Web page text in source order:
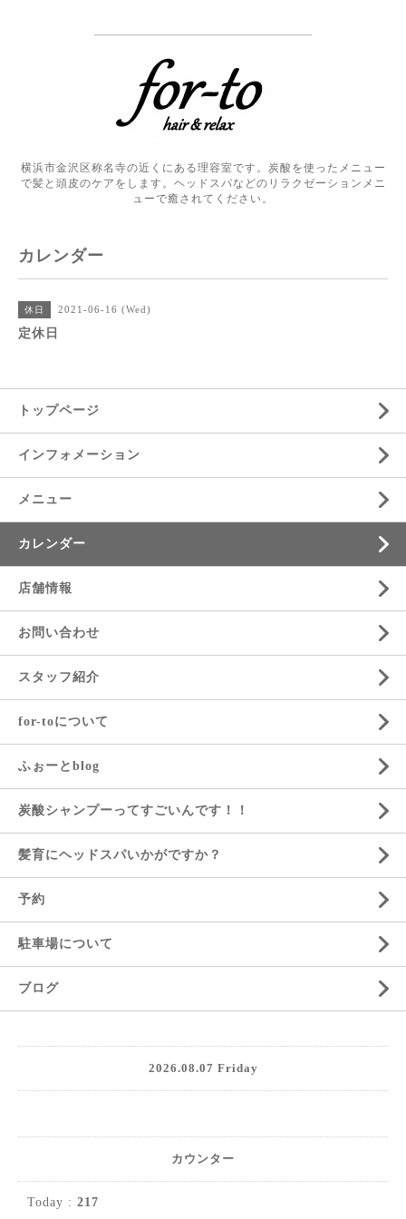
横浜市金沢区称名寺の近くにある理容室です。炭酸を使ったメニュー
で髪と頭皮のケアをします。ヘッドスパなどのリラクゼーションメニ
ューで癒されてください。
カレンダー
休日 2021-06-16 (Wed)
定休日
トップページ
インフォメーション
メニュー
カレンダー
店舗情報
お問い合わせ
スタッフ紹介
for-toについて
ふぉーとblog
炭酸シャンプーってすごいんです！！
髪育にヘッドスパいかがですか？
予約
駐車場について
ブログ
2026.08.07 Friday
カウンター
Today : 217